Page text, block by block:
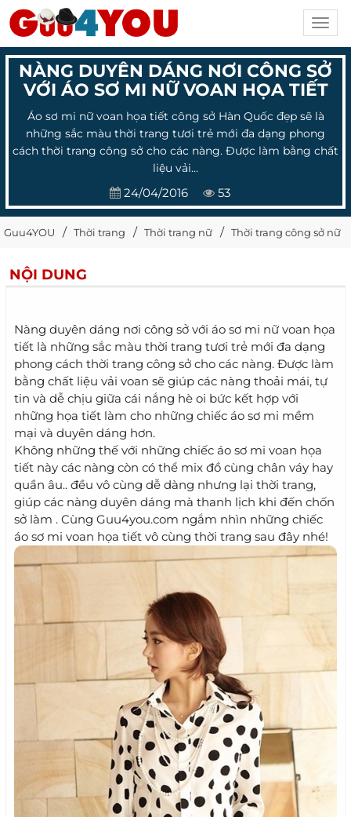
NÀNG DUYÊN DÁNG NƠI CÔNG SỞ
VỚI ÁO SƠ MI NỮ VOAN HỌA TIẾT
Áo sơ mi nữ voan họa tiết công sở Hàn Quốc đẹp sẽ là
những sắc màu thời trang tươi trẻ mới đa dạng phong
cách thời trang công sở cho các nàng. Được làm bằng chất
liệu vải...
24/04/2016 53
Guu4YOU Thời trang Thời trang nữ Thời trang công sở nữ
NỘI DUNG
Nàng duyên dáng nơi công sở với áo sơ mi nữ voan họa
tiết là những sắc màu thời trang tươi trẻ mới đa dạng
phong cách thời trang công sở cho các nàng. Được làm
bằng chất liệu vải voan sẽ giúp các nàng thoải mái, tự
tin và dễ chịu giữa cái nắng hè oi bức kết hợp với
những họa tiết làm cho những chiếc áo sơ mi mềm
mại và duyên dáng hơn.
Không những thế với những chiếc áo sơ mi voan họa
tiết này các nàng còn có thể mix đồ cùng chân váy hay
quần âu.. đều vô cùng dễ dàng nhưng lại thời trang,
giúp các nàng duyên dáng mà thanh lịch khi đến chốn
sở làm . Cùng Guu4you.com ngắm nhìn những chiếc
áo sơ mi voan họa tiết vô cùng thời trang sau đây nhé!